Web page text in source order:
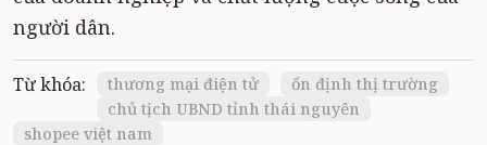
người dân.
Từ khóa: thương mại điện tử
ổn định thị trường
chủ tịch UBND tỉnh thái nguyên
shopee việt nam